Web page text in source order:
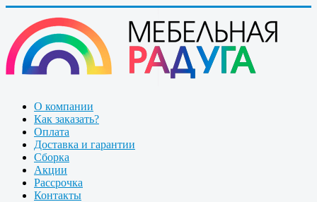
О компании
Как заказать?
Оплата
Доставка и гарантии
Сборка
Акции
Рассрочка
Контакты